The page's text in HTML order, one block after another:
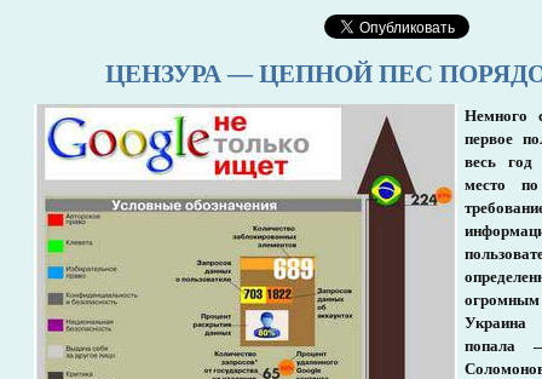
ЦЕНЗУРА — ЦЕПНОЙ ПЕС
Немного
первое
весь год
место по
попала